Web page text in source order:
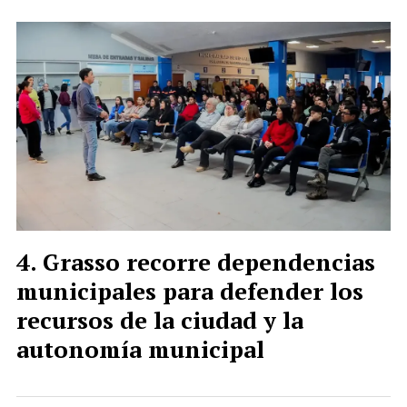
Grasso recorre dependencias
municipales para defender los
recursos de la ciudad y la
autonomía municipal